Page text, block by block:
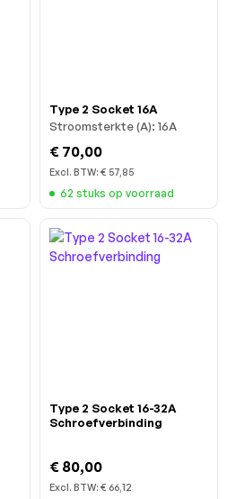
Type 2 Socket 16A
Stroomsterkte (A): 16A
€ 70,00
Excl. BTW: € 57,85
62 stuks op voorraad
Type 2 Socket 16-32A
Schroefverbinding
€ 80,00
Excl. BTW: € 66,12